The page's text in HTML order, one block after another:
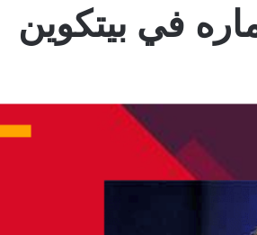
في بيتكوين